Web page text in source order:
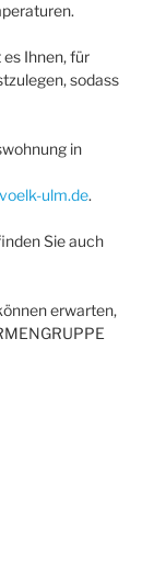
Ihnen, für
sodass
in
ulm.de.
Sie auch
erwarten,